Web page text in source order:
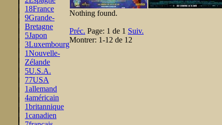
18France
9Grande-
Bretagne
5Japon
3Luxembourg
1Nouvelle-
Zélande
5U.S.A.
77USA
1allemand
4américain
1britannique
1canadien
Nothing found.
Préc. Page: 1 de 1 Suiv.
Montrer: 1-12 de 12